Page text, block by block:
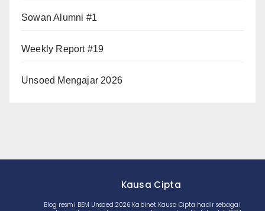
Sowan Alumni #1
Weekly Report #19
Unsoed Mengajar 2026
Kausa Cipta
Blog resmi BEM Unsoed 2026 Kabinet Kausa Cipta hadir sebagai